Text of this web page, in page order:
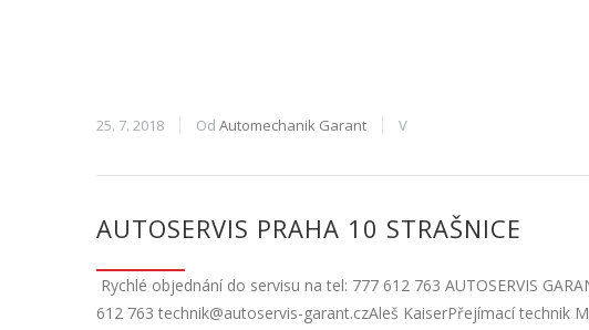
25. 7. 2018 Od Automechanik Garant V
AUTOSERVIS PRAHA 10 STRAŠNICE
Rychlé objednání do servisu na tel: 777 612 763 AUTOSERVIS
612 763 technik@autoservis-garant.czAleš KaiserPřejímací technik